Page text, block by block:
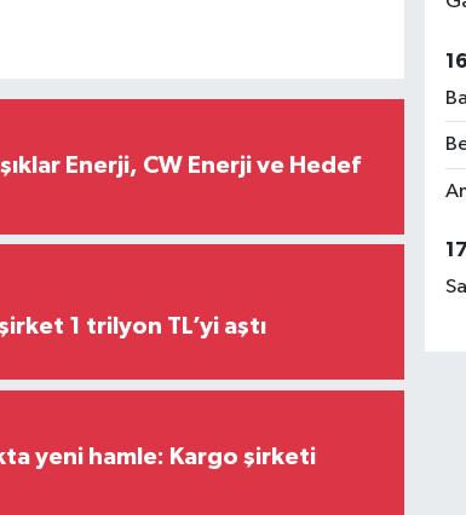
Enerji, CW Enerji ve Hedef
İstanbul’da 3 şirket 1 trilyon TL’yi aştı
yeni hamle: Kargo şirketi